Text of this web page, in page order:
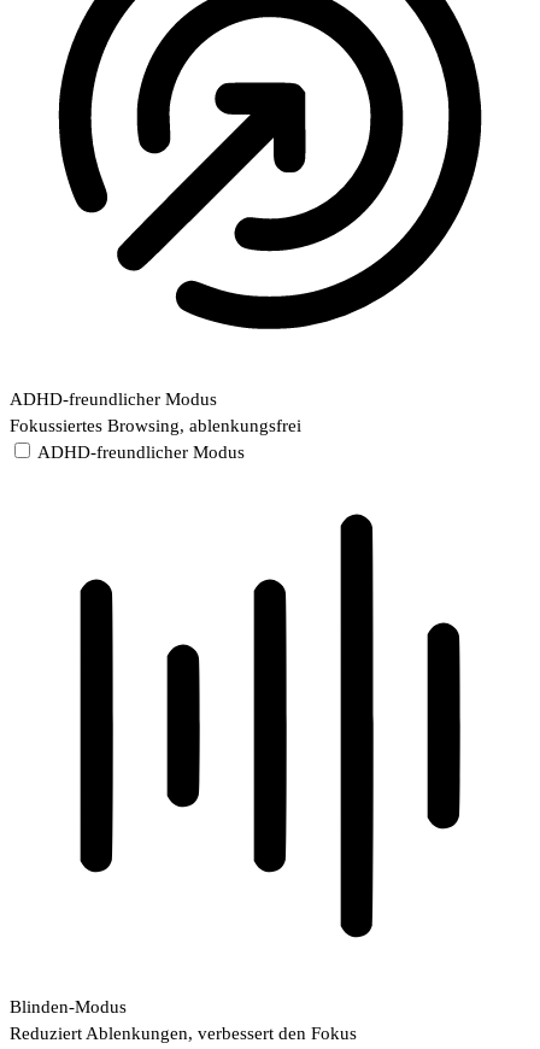
ADHD-freundlicher Modus
Fokussiertes Browsing, ablenkungsfrei
ADHD-freundlicher Modus
Blinden-Modus
Reduziert Ablenkungen, verbessert den Fokus